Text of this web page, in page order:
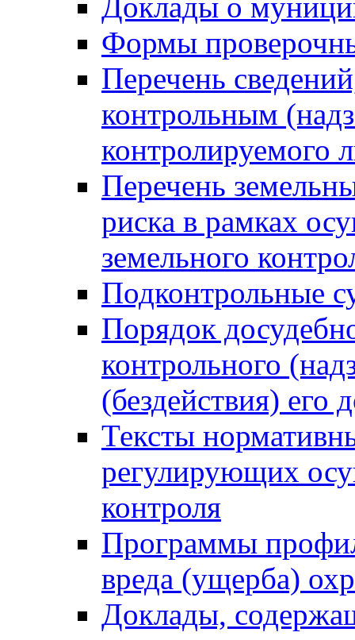
Формы
Перечень
контрольным
контролируемого
Перечень
риска в рамках
земельного
Подконтрольные
Порядок
контрольного
(бездействия)
Тексты
регулирующих
контроля
Программы
вреда (ущерба)
Доклады,